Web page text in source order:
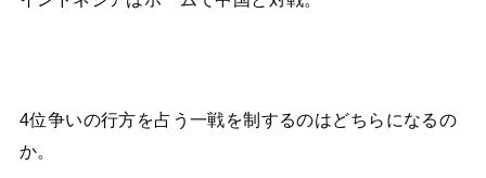
4位争いの行方を占う一戦を制するのはどちらになるの
か。